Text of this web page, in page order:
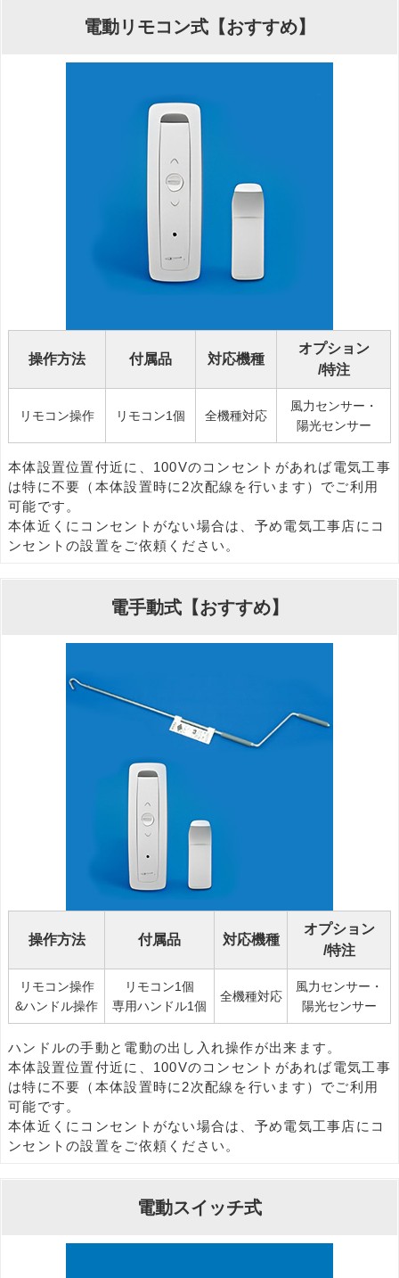
電動リモコン式【おすすめ】
操作方法 付属品 対応機種
オプション
/特注
リモコン操作 リモコン1個 全機種対応
風力センサー・
陽光センサー
本体設置位置付近に、100Vのコンセントがあれば電気工事
は特に不要（本体設置時に2次配線を行います）でご利用
可能です。
本体近くにコンセントがない場合は、予め電気工事店にコ
ンセントの設置をご依頼ください。
電手動式【おすすめ】
操作方法 付属品 対応機種
オプション
/特注
リモコン操作
&ハンドル操作
リモコン1個
専用ハンドル1個
全機種対応
風力センサー・
陽光センサー
ハンドルの手動と電動の出し入れ操作が出来ます。
本体設置位置付近に、100Vのコンセントがあれば電気工事
は特に不要（本体設置時に2次配線を行います）でご利用
可能です。
本体近くにコンセントがない場合は、予め電気工事店にコ
ンセントの設置をご依頼ください。
電動スイッチ式